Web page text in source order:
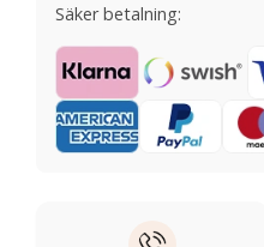
Säker betalning: